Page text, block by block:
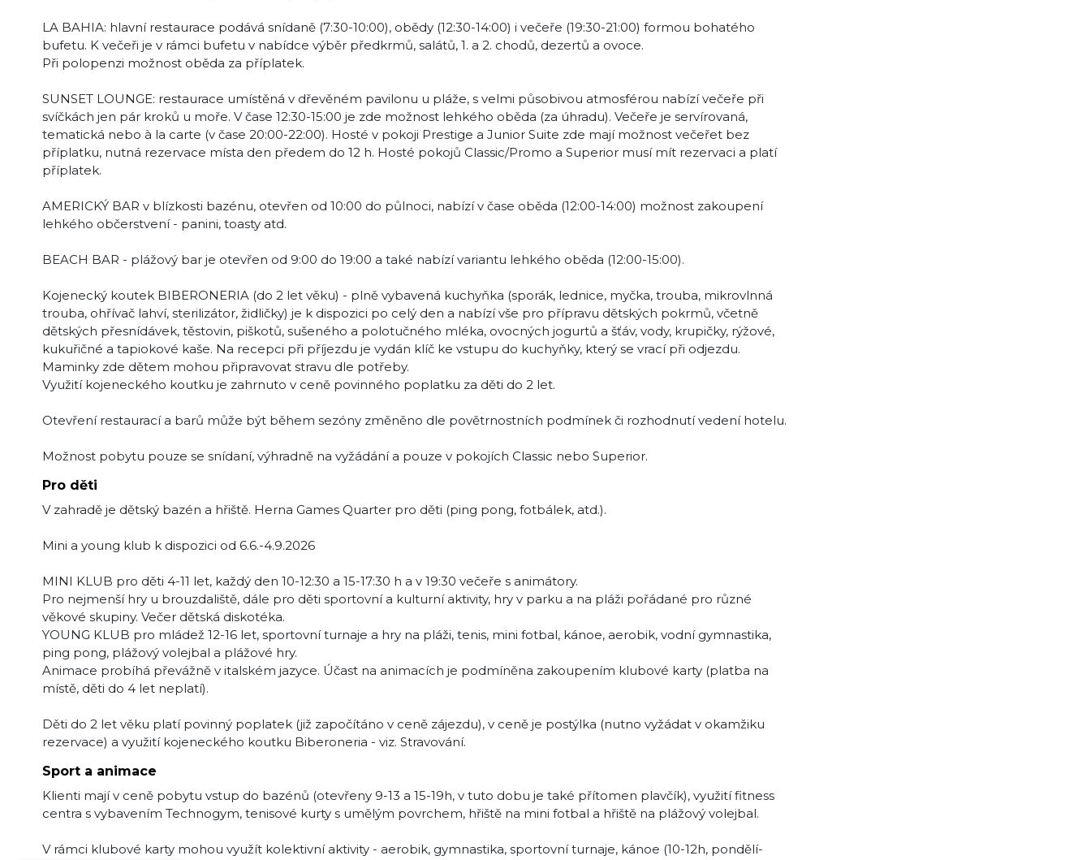
LA BAHIA: hlavní restaurace podává snídaně (7:30-10:00), obědy (12:30-14:00) i večeře (19:30-21:00) formou bohatého
bufetu. K večeři je v rámci bufetu v nabídce výběr předkrmů, salátů, 1. a 2. chodů, dezertů a ovoce.
Při polopenzi možnost oběda za příplatek.
SUNSET LOUNGE: restaurace umístěná v dřevěném pavilonu u pláže, s velmi působivou atmosférou nabízí večeře při
svíčkách jen pár kroků u moře. V čase 12:30-15:00 je zde možnost lehkého oběda (za úhradu). Večeře je servírovaná,
tematická nebo à la carte (v čase 20:00-22:00). Hosté v pokoji Prestige a Junior Suite zde mají možnost večeřet bez
příplatku, nutná rezervace místa den předem do 12 h. Hosté pokojů Classic/Promo a Superior musí mít rezervaci a platí
příplatek.
AMERICKÝ BAR v blízkosti bazénu, otevřen od 10:00 do půlnoci, nabízí v čase oběda (12:00-14:00) možnost zakoupení
lehkého občerstvení - panini, toasty atd.
BEACH BAR - plážový bar je otevřen od 9:00 do 19:00 a také nabízí variantu lehkého oběda (12:00-15:00).
Kojenecký koutek BIBERONERIA (do 2 let věku) - plně vybavená kuchyňka (sporák, lednice, myčka, trouba, mikrovlnná
trouba, ohřívač lahví, sterilizátor, židličky) je k dispozici po celý den a nabízí vše pro přípravu dětských pokrmů, včetně
dětských přesnídávek, těstovin, piškotů, sušeného a polotučného mléka, ovocných jogurtů a šťáv, vody, krupičky, rýžové,
kukuřičné a tapiokové kaše. Na recepci při příjezdu je vydán klíč ke vstupu do kuchyňky, který se vrací při odjezdu.
Maminky zde dětem mohou připravovat stravu dle potřeby.
Využití kojeneckého koutku je zahrnuto v ceně povinného poplatku za děti do 2 let.
Otevření restaurací a barů může být během sezóny změněno dle povětrnostních podmínek či rozhodnutí vedení hotelu.
Možnost pobytu pouze se snídaní, výhradně na vyžádání a pouze v pokojích Classic nebo Superior.
Pro děti
V zahradě je dětský bazén a hřiště. Herna Games Quarter pro děti (ping pong, fotbálek, atd.).
Mini a young klub k dispozici od 6.6.-4.9.2026
MINI KLUB pro děti 4-11 let, každý den 10-12:30 a 15-17:30 h a v 19:30 večeře s animátory.
Pro nejmenší hry u brouzdaliště, dále pro děti sportovní a kulturní aktivity, hry v parku a na pláži pořádané pro různé
věkové skupiny. Večer dětská diskotéka.
YOUNG KLUB pro mládež 12-16 let, sportovní turnaje a hry na pláži, tenis, mini fotbal, kánoe, aerobik, vodní gymnastika,
ping pong, plážový volejbal a plážové hry.
Animace probíhá převážně v italském jazyce. Účast na animacích je podmíněna zakoupením klubové karty (platba na
místě, děti do 4 let neplatí).
Děti do 2 let věku platí povinný poplatek (již započítáno v ceně zájezdu), v ceně je postýlka (nutno vyžádat v okamžiku
rezervace) a využití kojeneckého koutku Biberoneria - viz. Stravování.
Sport a animace
Klienti mají v ceně pobytu vstup do bazénů (otevřeny 9-13 a 15-19h, v tuto dobu je také přítomen plavčík), využití fitness
centra s vybavením Technogym, tenisové kurty s umělým povrchem, hřiště na mini fotbal a hřiště na plážový volejbal.
V rámci klubové karty mohou využít kolektivní aktivity - aerobik, gymnastika, sportovní turnaje, kánoe (10-12h, pondělí-